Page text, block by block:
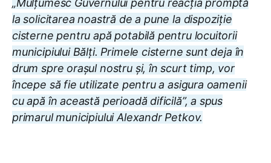
„Mulțumesc Guvernului pentru reacția promptă
la solicitarea noastră de a pune la dispoziție
cisterne pentru apă potabilă pentru locuitorii
municipiului Bălți. Primele cisterne sunt deja în
drum spre orașul nostru și, în scurt timp, vor
începe să fie utilizate pentru a asigura oamenii
cu apă în această perioadă dificilă”, a spus
primarul municipiului Alexandr Petkov.